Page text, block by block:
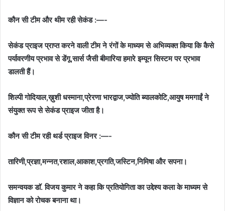
कौन सी टीम और थीम रही सेकंड :—-
सेकंड प्राइज प्राप्त करने वाली टीम ने रंगों के माध्यम से अभिव्यक्त किया कि कैसे
पर्यावरणीय प्रभाव से डेंगू,सार्स जैसी बीमारिया हमारे इम्यून सिस्टम पर प्रभाव
डालती हैं।
शिल्पी गोदियाल,ख़ुशी धस्माना,प्रेरणा भारद्वाज,ज्योति ब्यालकोटि,आयुष ममगाईं ने
संयुक्त रूप से सेकंड प्राइज जीता है।
कौन सी टीम रही थर्ड प्राइज विनर :—-
तारिणी,प्रज्ञा,मन्नत,रशाल,आकाश,प्रगति,जस्टिन,निमिषा और सपना।
समन्वयक डाॅ. विजय कुमार ने कहा कि प्रतियोगिता का उद्देश्य कला के माध्यम से
विज्ञान को रोचक बनाना था।